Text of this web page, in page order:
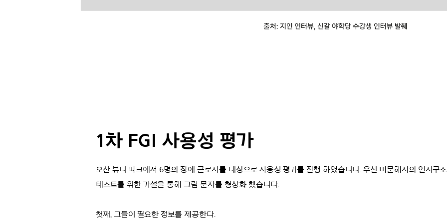
1차 FGI 사용성 평가
오산 뷰티 파크에서 6명의 장애 근로자를 대상으로 사용성 평가를 진행 하였습니다. 우선 비문해자의 인지구
테스트를 위한 가설을 통해 그림 문자를 형상화 했습니다.
첫째, 그들이 필요한 정보를 제공한다.